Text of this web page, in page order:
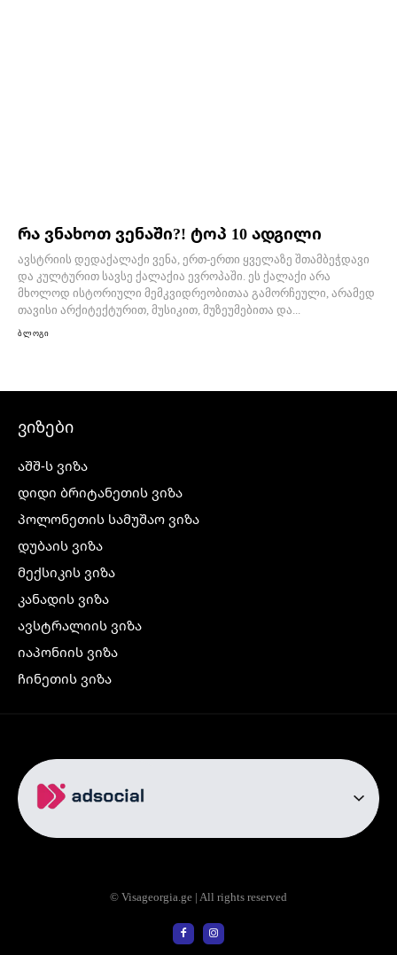
რა ვნახოთ ვენაში?! ტოპ 10 ადგილი
ავსტრიის დედაქალაქი ვენა, ერთ-ერთი ყველაზე შთამბეჭდავი
და კულტურით სავსე ქალაქია ევროპაში. ეს ქალაქი არა
მხოლოდ ისტორიული მემკვიდრეობითაა გამორჩეული, არამედ
თავისი არქიტექტურით, მუსიკით, მუზეუმებითა და...
ბლოგი
ვიზები
აშშ-ს ვიზა
დიდი ბრიტანეთის ვიზა
პოლონეთის სამუშაო ვიზა
დუბაის ვიზა
მექსიკის ვიზა
კანადის ვიზა
ავსტრალიის ვიზა
იაპონიის ვიზა
ჩინეთის ვიზა
ჩრდილოეთ ირლანდიის ვიზა
რუსეთის ვიზა
ავიაბილეთები
თბილისი ბაქო
© Visageorgia.ge | All rights reserved